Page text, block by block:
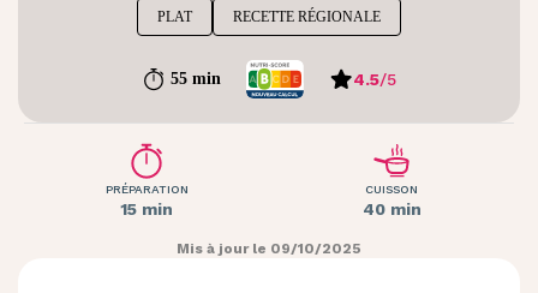
PLAT RECETTE RÉGIONALE
55 min 4.5/5
PRÉPARATION
15 min
CUISSON
40 min
Mis à jour le 09/10/2025